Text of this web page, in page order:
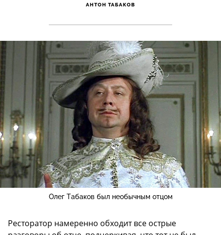
АНТОН ТАБАКОВ
Олег Табаков был необычным отцом
Ресторатор намеренно обходит все острые